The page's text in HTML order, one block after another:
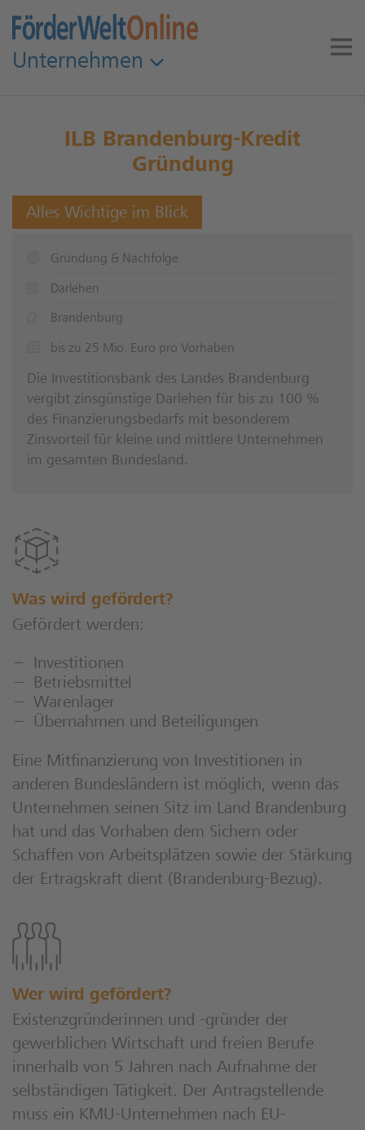
Unternehmen
ILB Brandenburg-Kredit
Gründung
Alles Wichtige im Blick
Gründung & Nachfolge
Darlehen
Brandenburg
bis zu 25 Mio. Euro pro Vorhaben
Die Investitionsbank des Landes Brandenburg
vergibt zinsgünstige Darlehen für bis zu 100 %
des Finanzierungsbedarfs mit besonderem
Zinsvorteil für kleine und mittlere Unternehmen
im gesamten Bundesland.
Was wird gefördert?
Gefördert werden:
Investitionen
Betriebsmittel
Warenlager
Übernahmen und Beteiligungen
Eine Mitfinanzierung von Investitionen in
anderen Bundesländern ist möglich, wenn das
Unternehmen seinen Sitz im Land Brandenburg
hat und das Vorhaben dem Sichern oder
Schaffen von Arbeitsplätzen sowie der Stärkung
der Ertragskraft dient (Brandenburg-Bezug).
Wer wird gefördert?
Existenzgründerinnen und -gründer der
gewerblichen Wirtschaft und freien Berufe
innerhalb von 5 Jahren nach Aufnahme der
selbständigen Tätigkeit. Der Antragstellende
muss ein KMU-Unternehmen nach EU-